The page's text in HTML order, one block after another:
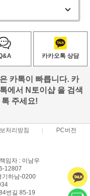
카카오톡 상담
카톡이 빠릅니다. 카
에서 N토이샵 을 검색
주세요!
처리방침 PC버전
임자 : 이남우
12807
기하남-0200
번길 85-19